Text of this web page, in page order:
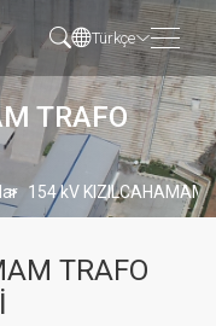
Türkçe
TRAFO
154 kV KIZILCAHAMAM
TRAFO